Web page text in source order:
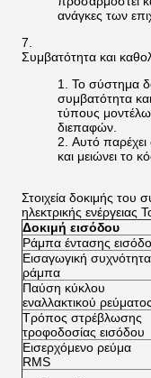
ανάγκες των
Συμβατότητα και
Το σύστημα
συμβατότητα
τύπους
διεπαφών.
Αυτό παρέχει
και μειώνει το
Στοιχεία δοκιμής του
ηλεκτρικής ενέργειας
Δοκιμή εισόδου
Ράμπα έντασης
Εισαγωγική συχνότητα.
ράμπα
Παύση κύκλου
εναλλακτικού ρεύματος
Τρόπος στρέβλωσης
τροφοδοσίας εισόδου
Εισερχόμενο ρεύμα
RMS